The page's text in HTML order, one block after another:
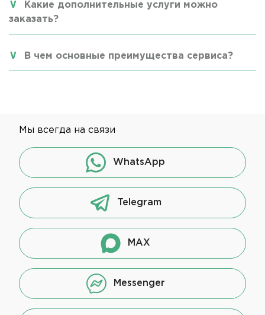
Какие дополнительные услуги можно
заказать?
В чем основные преимущества сервиса?
Мы всегда на связи
WhatsApp
Telegram
MAX
Messenger